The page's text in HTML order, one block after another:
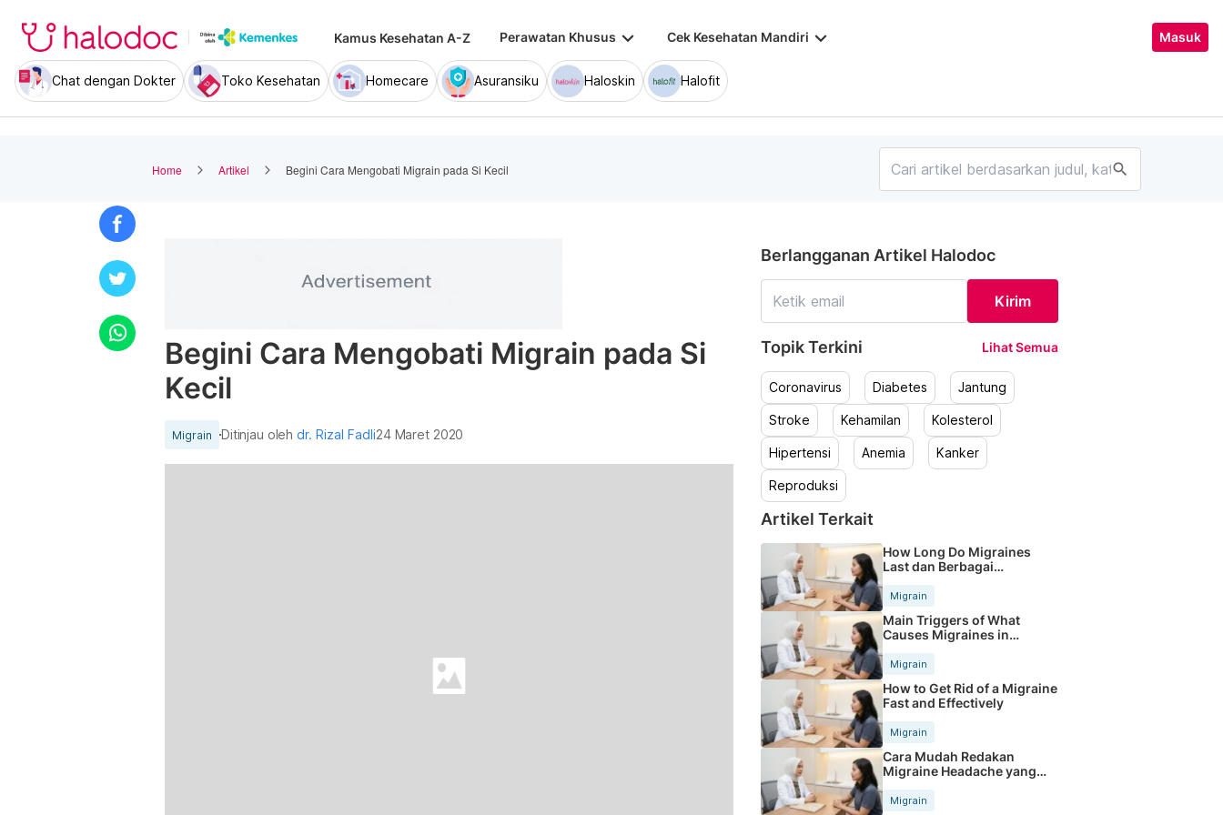
Kamus Kesehatan A-Z Perawatan Khusus keyboard_arrow_down Cek Kesehatan Mandiri keyboard_arrow_down Masuk
Chat dengan Dokter Toko Kesehatan Homecare Asuransiku Haloskin Halofit
Home Artikel Begini Cara Mengobati Migrain pada Si Kecil search
Begini Cara Mengobati Migrain pada Si
Kecil
Migrain Ditinjau olehdr. Rizal Fadli24 Maret 2020
Berlangganan Artikel Halodoc
Kirim
Topik Terkini Lihat Semua
Coronavirus Diabetes Jantung
Stroke Kehamilan Kolesterol
Hipertensi Anemia Kanker
Reproduksi
Artikel Terkait
How Long Do Migraines
Last dan Berbagai
Migrain
Main Triggers of What
Causes Migraines in
Migrain
How to Get Rid of a Migraine
Fast and Effectively
Migrain
Cara Mudah Redakan
Migraine Headache yang
Migrain